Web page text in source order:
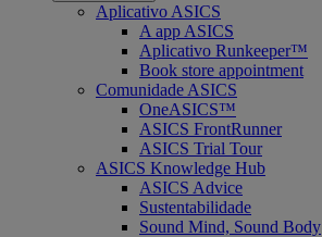
Aplicativo ASICS
A app ASICS
Aplicativo Runkeeper™
Book store appointment
Comunidade ASICS
OneASICS™
ASICS FrontRunner
ASICS Trial Tour
ASICS Knowledge Hub
ASICS Advice
Sustentabilidade
Sound Mind, Sound Body